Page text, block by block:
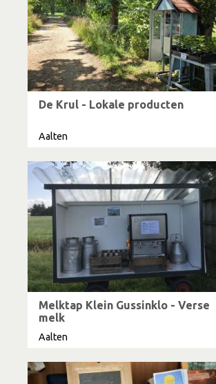
De Krul - Lokale producten
Aalten
Melktap Klein Gussinklo - Verse
melk
Aalten